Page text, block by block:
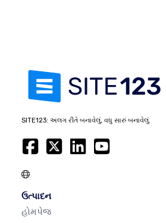
SITE123: અલગ રીતે બનાવેલું, વધુ સારું બનાવેલું.
ઉત્પાદન
હોમપેજ